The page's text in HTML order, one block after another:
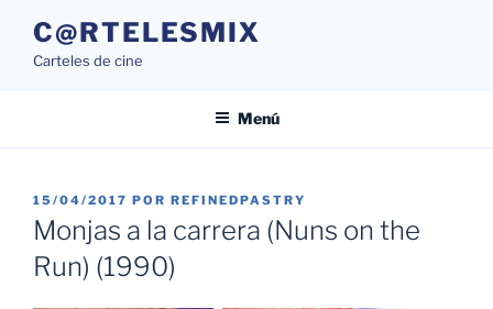
contenido
C@RTELESMIX
Carteles de cine
Menú
PUBLICADO
EL
15/04/2017 POR REFINEDPASTRY
Monjas a la carrera (Nuns on the
Run) (1990)